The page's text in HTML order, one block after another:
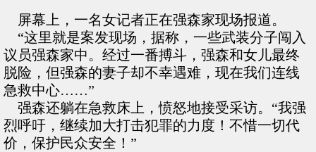
屏幕上，一名女记者正在强森家现场报道。
“这里就是案发现场，据称，一些武装分子闯入
议员强森家中。经过一番搏斗，强森和女儿最终
脱险，但强森的妻子却不幸遇难，现在我们连线
急救中心……”
强森还躺在急救床上，愤怒地接受采访。“我强
烈呼吁，继续加大打击犯罪的力度！不惜一切代
价，保护民众安全！”